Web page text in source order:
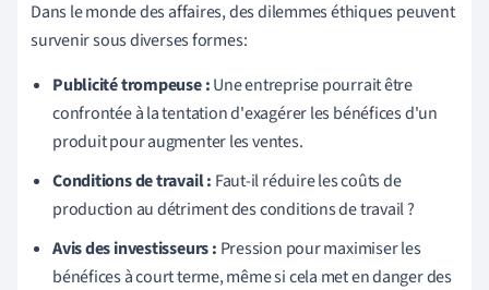
Dans le monde des affaires, des dilemmes éthiques peuvent
survenir sous diverses formes:
Publicité trompeuse :Une entreprise pourrait être
confrontée à la tentation d'exagérer les bénéfices d'un
produit pour augmenter les ventes.
Conditions de travail : Faut-il réduire les coûts de
production au détriment des conditions de travail ?
Avis des investisseurs : Pression pour maximiser les
bénéfices à court terme, même si cela met en danger des